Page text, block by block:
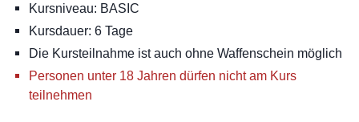
Kursniveau: BASIC
Kursdauer: 6 Tage
Die Kursteilnahme ist auch ohne Waffenschein möglich
Personen unter 18 Jahren dürfen nicht am Kurs
teilnehmen